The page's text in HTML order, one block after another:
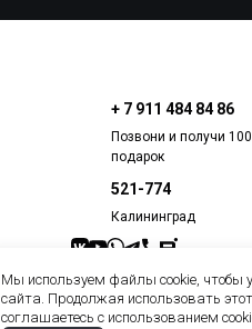
+ 7 911 484 84 86
Позвони и получи
подарок
521-774
Калининград
Создан вBuroPraid
Мы используем файлы cookie, чтобы
сайта. Продолжая использовать
соглашаетесь с использованием